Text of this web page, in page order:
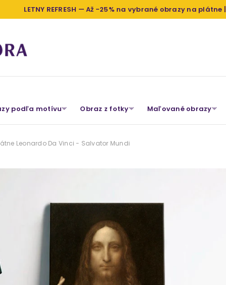
LETNY REFRESH — Až -25% na vybrané obrazy na plátne |
podľa motívu Obraz z fotky Maľované obrazy
Leonardo Da Vinci - Salvator Mundi